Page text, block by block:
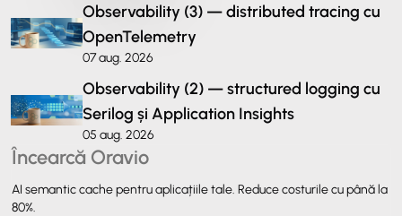
Observability (3) — distributed tracing cu
OpenTelemetry
07 aug. 2026
Observability (2) — structured logging cu
Serilog și Application Insights
05 aug. 2026
Încearcă Oravio
AI semantic cache pentru aplicațiile tale. Reduce costurile cu până la
80%.